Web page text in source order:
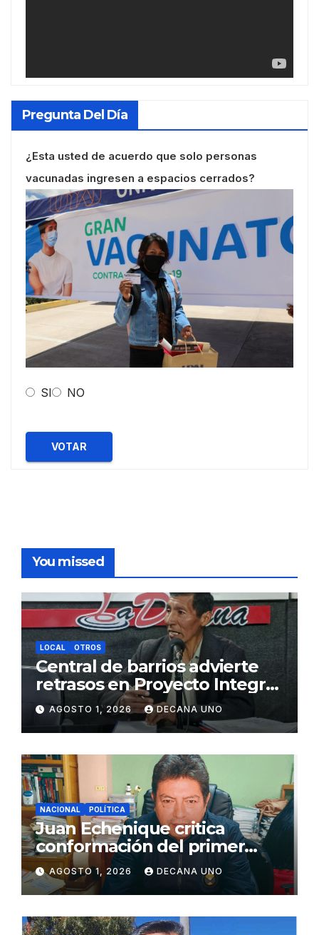
Pregunta Del Día
¿Esta usted de acuerdo que solo personas
vacunadas ingresen a espacios cerrados?
SI NO
VOTAR
You missed
LOCAL OTROS
Central de barrios advierte
retrasos en Proyecto Integral
de Agua y Alcantarillado para
Juliaca
AGOSTO 1, 2026 DECANA UNO
NACIONAL POLÍTICA
Juan Echenique critica
conformación del primer
gabinete ministerial de Keiko
Fujimori
AGOSTO 1, 2026 DECANA UNO